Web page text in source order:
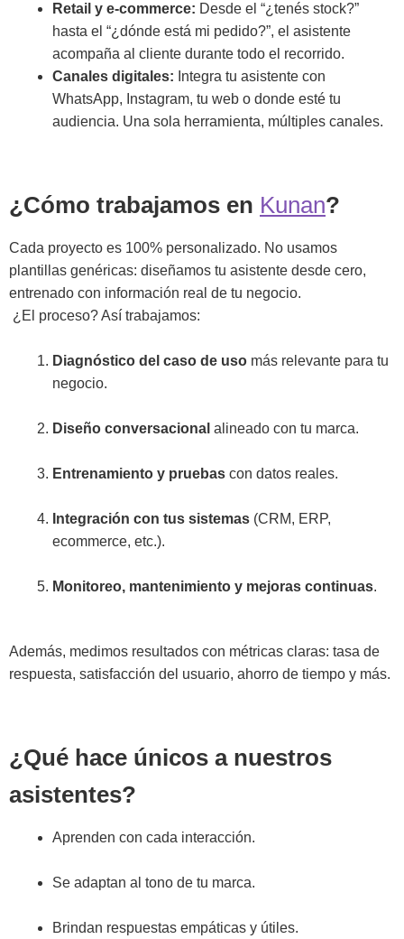
Retail y e-commerce: Desde el “¿tenés stock?”
hasta el “¿dónde está mi pedido?”, el asistente
acompaña al cliente durante todo el recorrido.
Canales digitales: Integra tu asistente con
WhatsApp, Instagram, tu web o donde esté tu
audiencia. Una sola herramienta, múltiples canales.
¿Cómo trabajamos en Kunan?
Cada proyecto es 100% personalizado. No usamos
plantillas genéricas: diseñamos tu asistente desde cero,
entrenado con información real de tu negocio.
¿El proceso? Así trabajamos:
Diagnóstico del caso de uso más relevante para tu
negocio.
Diseño conversacional alineado con tu marca.
Entrenamiento y pruebas con datos reales.
Integración con tus sistemas (CRM, ERP,
ecommerce, etc.).
Monitoreo, mantenimiento y mejoras continuas.
Además, medimos resultados con métricas claras: tasa de
respuesta, satisfacción del usuario, ahorro de tiempo y más.
¿Qué hace únicos a nuestros
asistentes?
Aprenden con cada interacción.
Se adaptan al tono de tu marca.
Brindan respuestas empáticas y útiles.